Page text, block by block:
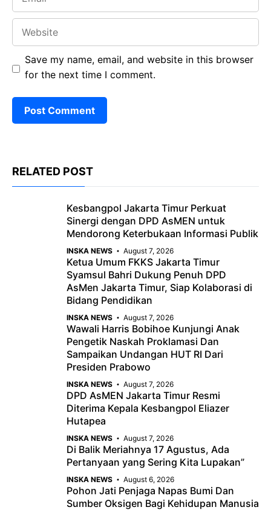
Save my name, email, and website in this browser
for the next time I comment.
RELATED POST
Kesbangpol Jakarta Timur Perkuat
Sinergi dengan DPD AsMEN untuk
Mendorong Keterbukaan Informasi Publik
INSKA NEWS August 7, 2026
Ketua Umum FKKS Jakarta Timur
Syamsul Bahri Dukung Penuh DPD
AsMen Jakarta Timur, Siap Kolaborasi di
Bidang Pendidikan
INSKA NEWS August 7, 2026
Wawali Harris Bobihoe Kunjungi Anak
Pengetik Naskah Proklamasi Dan
Sampaikan Undangan HUT RI Dari
Presiden Prabowo
INSKA NEWS August 7, 2026
DPD AsMEN Jakarta Timur Resmi
Diterima Kepala Kesbangpol Eliazer
Hutapea
INSKA NEWS August 7, 2026
Di Balik Meriahnya 17 Agustus, Ada
Pertanyaan yang Sering Kita Lupakan”
INSKA NEWS August 6, 2026
Pohon Jati Penjaga Napas Bumi Dan
Sumber Oksigen Bagi Kehidupan Manusia